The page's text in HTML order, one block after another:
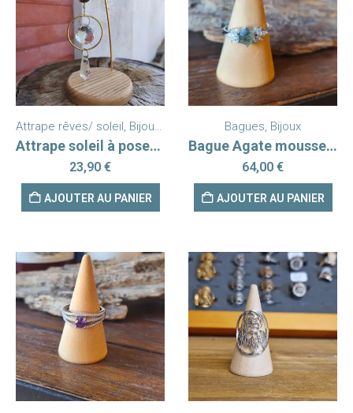
Attrape rêves/ soleil , Bijoux , Nouveautés,Pendentifs
Attrape soleil à poser Cassiopée
23,90 €
AJOUTER AU PANIER
Bagues, Bijoux
Bague Agate mousse Argent 925
64,00 €
AJOUTER AU PANIER